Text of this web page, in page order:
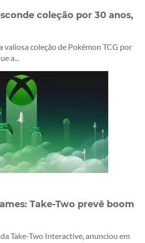
coleção por 30 anos,
valiosa coleção de Pokémon TCG por
a...
Take-Two prevê boom
Take-Two Interactive, anunciou em